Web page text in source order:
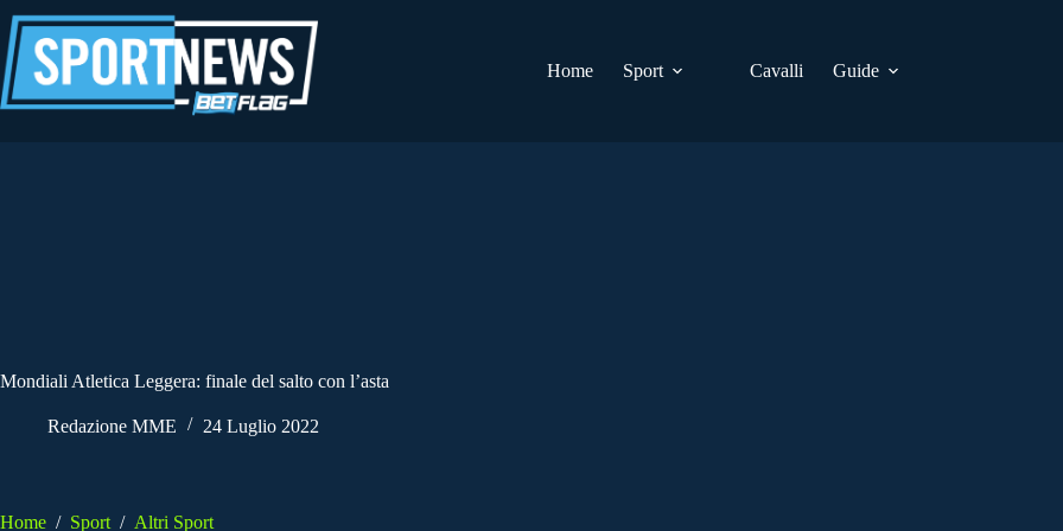
al
contenuto
Home
Sport Cavalli Guide
Mondiali Atletica Leggera: finale del salto con l’asta
Redazione MME 24 Luglio 2022
Home / Sport / Altri Sport